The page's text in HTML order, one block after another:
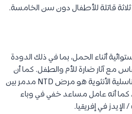
ثلاثة قاتلة للأطفال دون سن الخامسة.
أثناء الحمل، بما في ذلك الدودة
مع آثار ضارة للأم والطفل. كما أن
داء البلهارسيات في الأعضاء التناسلية الأنثوية هو مرض NTD مدمر بين
كما أنه عامل مساعد خفي في وباء
في إفريقيا.